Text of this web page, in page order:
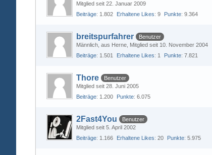
Mitglied seit 22. Januar 2009
Beiträge 1.802 Erhaltene Likes 9 Punkte 9.364
breitspurfahrer
Benutzer
Männlich aus Herne Mitglied seit 10. November 2004
Beiträge 1.501 Erhaltene Likes 1 Punkte 7.821
Thore
Benutzer
Mitglied seit 28. Juni 2005
Beiträge 1.200 Punkte 6.075
2Fast4You
Benutzer
Mitglied seit 5. April 2002
Beiträge 1.166 Erhaltene Likes 20 Punkte 5.975